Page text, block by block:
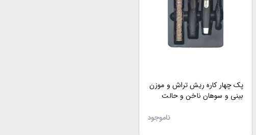
پک چهار کاره ریش تراش و موزن
بینی و سوهان ناخن و حالت
ناموجود